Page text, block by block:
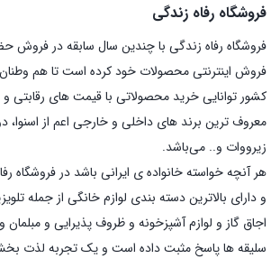
فروشگاه رفاه زندگی
فروشگاه رفاه زندگی با چندین سال سابقه در فروش
فروش اینترنتی محصولات خود کرده است تا هم وطنان
کشور توانایی خرید محصولاتی با قیمت های رقابتی و
معروف ترین برند های داخلی و خارجی اعم از اسنوا،
زیرووات و.. می‌باشد.
هر آنچه خواسته خانواده ی ایرانی باشد در فروشگاه
و دارای بالاترین دسته بندی لوازم خانگی از جمله
اجاق گاز و لوازم آشپزخونه و ظروف پذیرایی و
سلیقه ها پاسخ مثبت داده است و یک تجربه لذت